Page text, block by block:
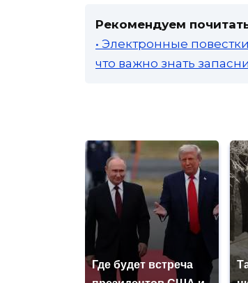
Рекомендуем
• Электронные
что важно знать
Где будет встреча